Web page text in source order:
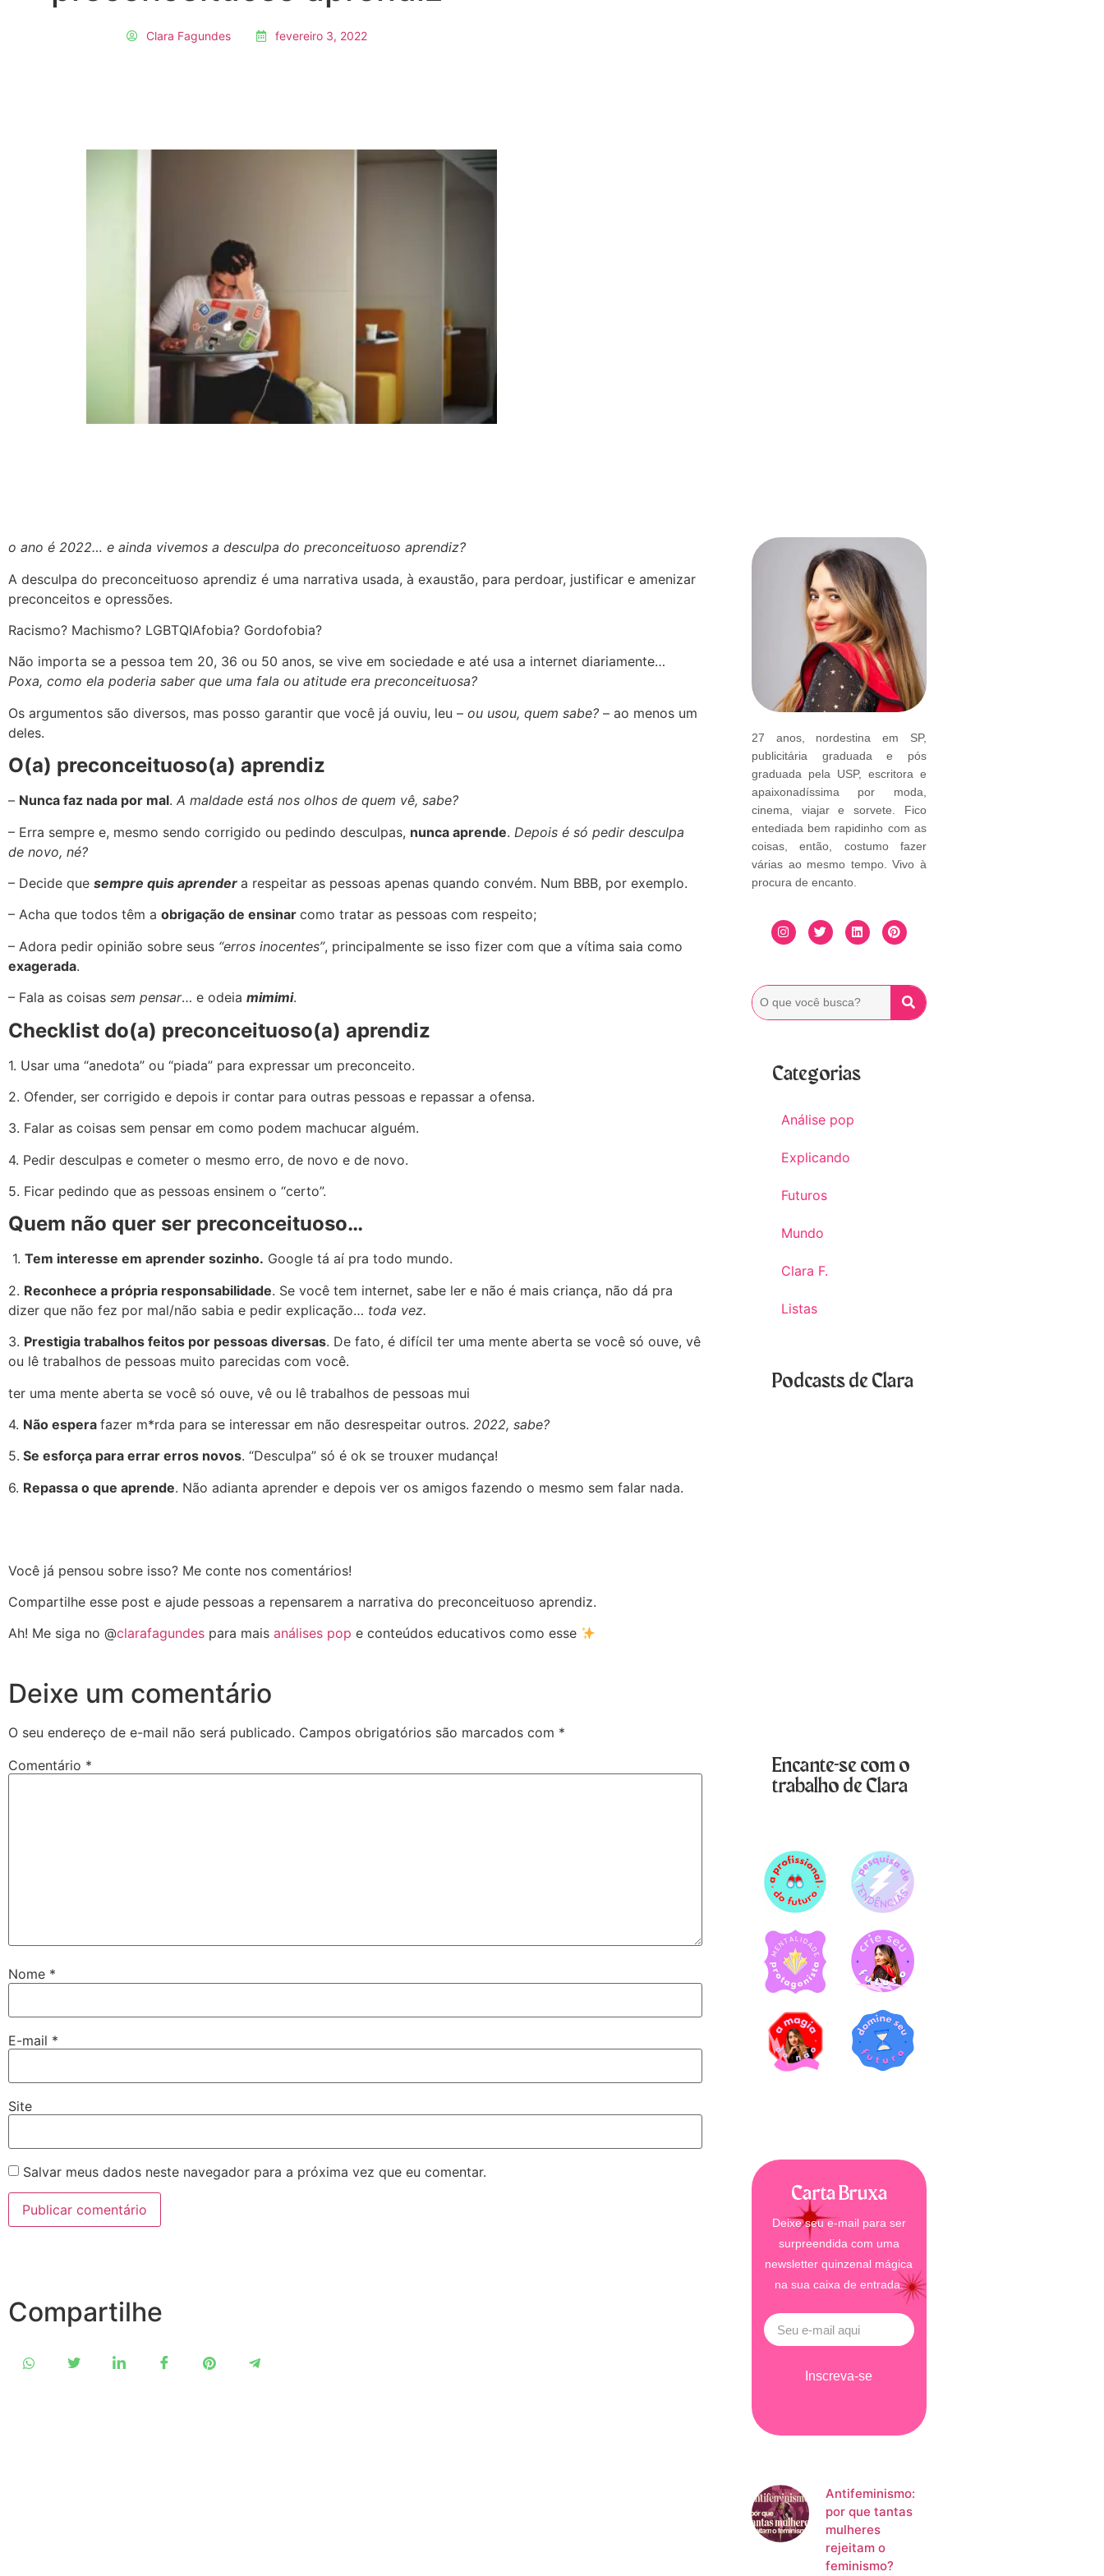
Clara Fagundes fevereiro 3, 2022
o ano é 2022… e ainda vivemos a desculpa do preconceituoso aprendiz?
A desculpa do preconceituoso aprendiz é uma narrativa usada, à exaustão, para perdoar, justificar e amenizar
preconceitos e opressões.
Racismo? Machismo? LGBTQIAfobia? Gordofobia?
Não importa se a pessoa tem 20, 36 ou 50 anos, se vive em sociedade e até usa a internet diariamente…
Poxa, como ela poderia saber que uma fala ou atitude era preconceituosa?
Os argumentos são diversos, mas posso garantir que você já ouviu, leu – ou usou, quem sabe? – ao menos um
deles.
O(a) preconceituoso(a) aprendiz
– Nunca faz nada por mal. A maldade está nos olhos de quem vê, sabe?
– Erra sempre e, mesmo sendo corrigido ou pedindo desculpas, nunca aprende. Depois é só pedir desculpa
de novo, né?
– Decide que sempre quis aprender a respeitar as pessoas apenas quando convém. Num BBB, por exemplo.
– Acha que todos têm a obrigação de ensinar como tratar as pessoas com respeito;
– Adora pedir opinião sobre seus “erros inocentes”, principalmente se isso fizer com que a vítima saia como
exagerada.
– Fala as coisas sem pensar… e odeia mimimi.
Checklist do(a) preconceituoso(a) aprendiz
1. Usar uma “anedota” ou “piada” para expressar um preconceito.
2. Ofender, ser corrigido e depois ir contar para outras pessoas e repassar a ofensa.
3. Falar as coisas sem pensar em como podem machucar alguém.
4. Pedir desculpas e cometer o mesmo erro, de novo e de novo.
5. Ficar pedindo que as pessoas ensinem o “certo”.
Quem não quer ser preconceituoso…
1. Tem interesse em aprender sozinho. Google tá aí pra todo mundo.
2. Reconhece a própria responsabilidade. Se você tem internet, sabe ler e não é mais criança, não dá pra
dizer que não fez por mal/não sabia e pedir explicação… toda vez.
3. Prestigia trabalhos feitos por pessoas diversas. De fato, é difícil ter uma mente aberta se você só ouve, vê
ou lê trabalhos de pessoas muito parecidas com você.
ter uma mente aberta se você só ouve, vê ou lê trabalhos de pessoas mui
4. Não espera fazer m*rda para se interessar em não desrespeitar outros. 2022, sabe?
5. Se esforça para errar erros novos. “Desculpa” só é ok se trouxer mudança!
6. Repassa o que aprende. Não adianta aprender e depois ver os amigos fazendo o mesmo sem falar nada.
Você já pensou sobre isso? Me conte nos comentários!
Compartilhe esse post e ajude pessoas a repensarem a narrativa do preconceituoso aprendiz.
Ah! Me siga no @clarafagundes para mais análises pop e conteúdos educativos como esse
Deixe um comentário
O seu endereço de e-mail não será publicado. Campos obrigatórios são marcados com *
Comentário *
Nome *
E-mail *
Site
Salvar meus dados neste navegador para a próxima vez que eu comentar.
Compartilhe
27 anos, nordestina em SP,
publicitária graduada e pós
graduada pela USP, escritora e
apaixonadíssima por moda,
cinema, viajar e sorvete. Fico
entediada bem rapidinho com as
coisas, então, costumo fazer
várias ao mesmo tempo. Vivo à
procura de encanto.
Categorias
Análise pop
Explicando
Futuros
Mundo
Clara F.
Listas
Podcasts de Clara
Encante-se com o
trabalho de Clara
Carta Bruxa
Deixe seu e-mail para ser
surpreendida com uma
newsletter quinzenal mágica
na sua caixa de entrada.
Inscreva-se
Antifeminismo:
por que tantas
mulheres
rejeitam o
feminismo?